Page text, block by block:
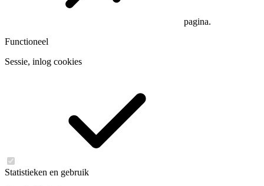
pagina.
Functioneel
Sessie, inlog cookies
Statistieken en gebruik